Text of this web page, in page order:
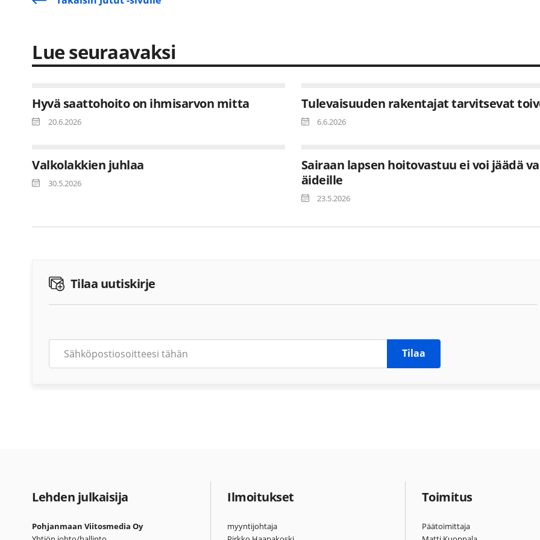
Lue seuraavaksi
Hyvä saattohoito on ihmisarvon mitta
20.6.2026
Tulevaisuuden rakentajat tarvitsevat
6.6.2026
Valkolakkien juhlaa
30.5.2026
Sairaan lapsen hoitovastuu ei voi jäädä
äideille
23.5.2026
Tilaa uutiskirje
Tilaa
Lehden julkaisija
Pohjanmaan Viitosmedia Oy
Ilmoitukset
myyntijohtaja
Toimitus
Päätoimittaja